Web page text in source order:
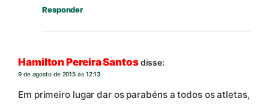
Responder
Hamilton Pereira Santosdisse:
9 de agosto de 2015 às 12:13
Em primeiro lugar dar os parabéns a todos os atletas,